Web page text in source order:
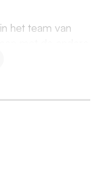
het team van
bij
(herstel
De